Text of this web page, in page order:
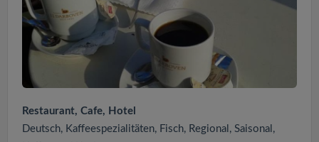
Restaurant, Cafe, Hotel
Deutsch, Kaffeespezialitäten, Fisch, Regional, Saisonal,